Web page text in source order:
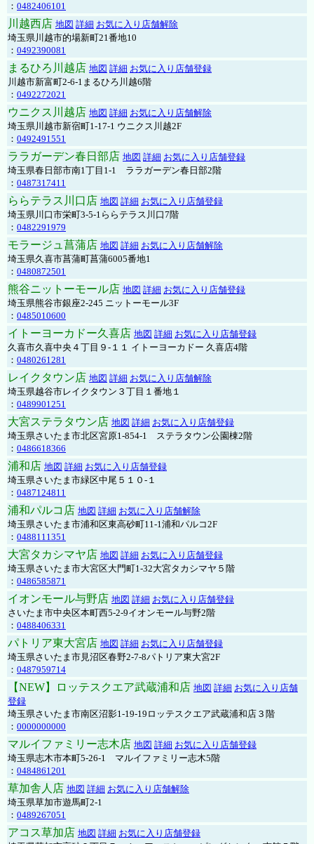
： 0482406101
川越西店 地図 詳細 お気に入り店舗解除
埼玉県川越市的場新町21番地10
： 0492390081
まるひろ川越店 地図 詳細 お気に入り店舗登録
川越市新富町2-6-1まるひろ川越6階
： 0492272021
ウニクス川越店 地図 詳細 お気に入り店舗解除
埼玉県川越市新宿町1-17-1 ウニクス川越2F
： 0492491551
ララガーデン春日部店 地図 詳細 お気に入り店舗登録
埼玉県春日部市南1丁目1-1 ララガーデン春日部2階
： 0487317411
ららテラス川口店 地図 詳細 お気に入り店舗登録
埼玉県川口市栄町3-5-1ららテラス川口7階
： 0482291979
モラージュ菖蒲店 地図 詳細 お気に入り店舗解除
埼玉県久喜市菖蒲町菖蒲6005番地1
： 0480872501
熊谷ニットーモール店 地図 詳細 お気に入り店舗登録
埼玉県熊谷市銀座2-245 ニットーモール3F
： 0485010600
イトーヨーカドー久喜店 地図 詳細 お気に入り店舗登録
久喜市久喜中央４丁目９-１１ イトーヨーカドー 久喜店4階
： 0480261281
レイクタウン店 地図 詳細 お気に入り店舗解除
埼玉県越谷市レイクタウン３丁目１番地１
： 0489901251
大宮ステラタウン店 地図 詳細 お気に入り店舗登録
埼玉県さいたま市北区宮原1-854-1 ステラタウン公園棟2階
： 0486618366
浦和店 地図 詳細 お気に入り店舗登録
埼玉県さいたま市緑区中尾５１０-１
： 0487124811
浦和パルコ店 地図 詳細 お気に入り店舗解除
埼玉県さいたま市浦和区東高砂町11-1浦和パルコ2F
： 0488111351
大宮タカシマヤ店 地図 詳細 お気に入り店舗登録
埼玉県さいたま市大宮区大門町1-32大宮タカシマヤ５階
： 0486585871
イオンモール与野店 地図 詳細 お気に入り店舗登録
さいたま市中央区本町西5-2-9イオンモール与野2階
： 0488406331
パトリア東大宮店 地図 詳細 お気に入り店舗登録
埼玉県さいたま市見沼区春野2-7-8パトリア東大宮2F
： 0487959714
【NEW】ロッテスクエア武蔵浦和店 地図 詳細 お気に入り店舗
登録
埼玉県さいたま市南区沼影1-19-19ロッテスクエア武蔵浦和店３階
： 0000000000
マルイファミリー志木店 地図 詳細 お気に入り店舗登録
埼玉県志木市本町5-26-1 マルイファミリー志木5階
： 0484861201
草加舎人店 地図 詳細 お気に入り店舗解除
埼玉県草加市遊馬町2-1
： 0489267051
アコス草加店 地図 詳細 お気に入り店舗登録